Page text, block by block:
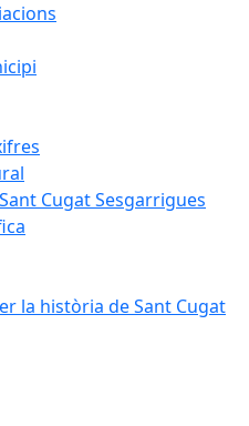
Cugat Sesgarrigues
la història de Sant Cugat